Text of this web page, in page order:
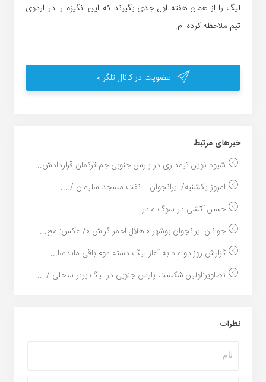
لیگ را از همان هفته اول جدی بگیرند که این انگیزه را در اردوی
تیم ملاحظه کرده ام.
عضویت در کانال تلگرام
خبر‌های مرتبط
شیوه نوین تیمداری در پارس جنوبی جم،ترکمان قراردادش...
امروز یکشنبه/ ایرانجوان – نفت مسجد سلیمان / ...
حسن آتشی در سوگ مادر
جوانان ایرانجوان بوشهر ۰ هلال احمر گراش ۰/ عکس: مح...
گزارش روز:دو ماه به آغاز لیگ دسته دوم باقی مانده،ا...
تصاویر:اولین شکست پارس جنوبی در لیگ برتر ساحلی / ا...
نظرات